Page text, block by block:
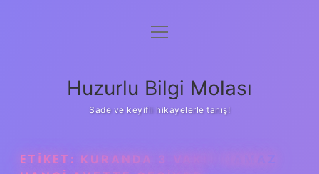
Anasayfa
Yasal Uyarı
menüyü
Huzurlu Bilgi Molası
Sade ve keyifli hikayelerle tanış!
ETIKET: KURANDA 3 VAKIT NAMAZ